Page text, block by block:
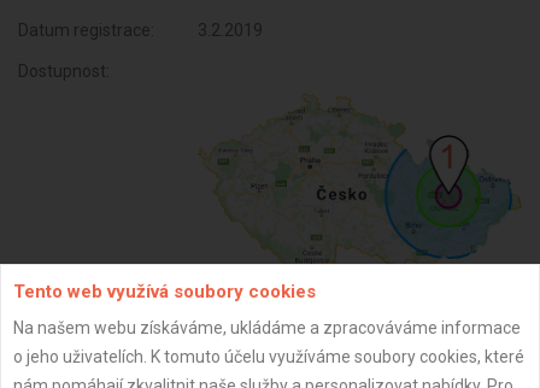
Datum registrace: 3.2.2019
Dostupnost:
ZPĚT
Tento web využívá soubory cookies
Na našem webu získáváme, ukládáme a zpracováváme informace
o jeho uživatelích. K tomuto účelu využíváme soubory cookies, které